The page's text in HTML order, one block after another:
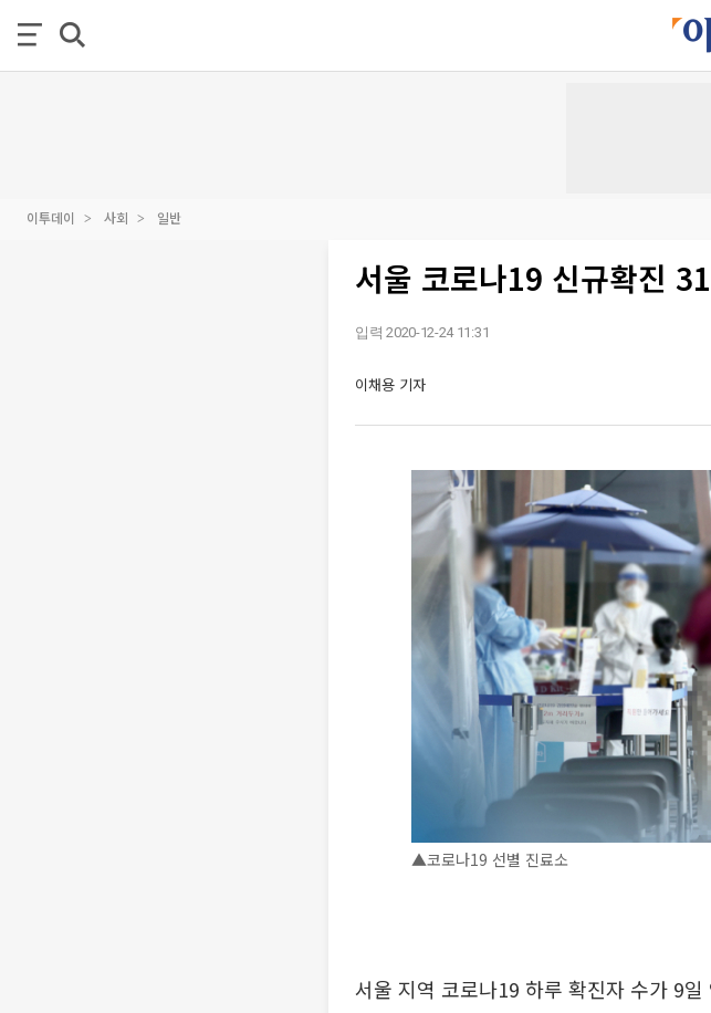
이투데이 사회 일반
서울 코로나19 신규확진
입력 2020-12-24 11:31
이채용 기자
▲코로나19 선별 진료소
서울 지역 코로나19 하루 확진자 수가 9